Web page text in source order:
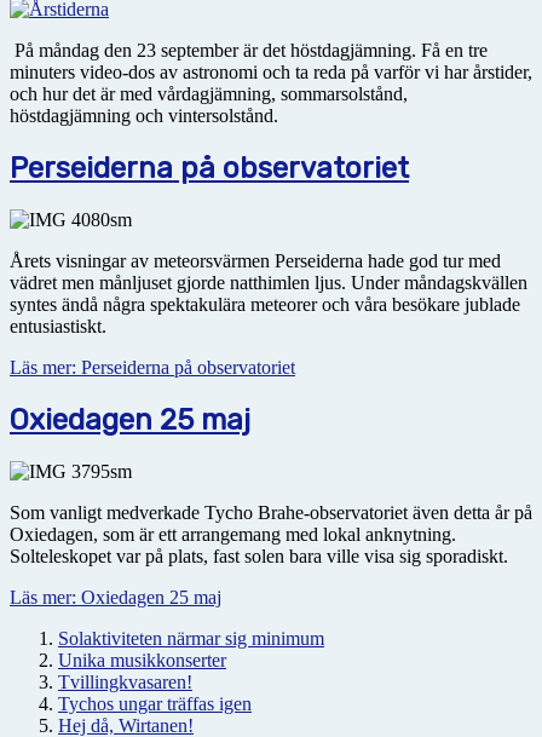
På måndag den 23 september är det höstdagjämning. Få en tre
minuters video-dos av astronomi och ta reda på varför vi har årstider,
och hur det är med vårdagjämning, sommarsolstånd,
höstdagjämning och vintersolstånd.
Perseiderna på observatoriet
Årets visningar av meteorsvärmen Perseiderna hade god tur med
vädret men månljuset gjorde natthimlen ljus. Under måndagskvällen
syntes ändå några spektakulära meteorer och våra besökare jublade
entusiastiskt.
Läs mer: Perseiderna på observatoriet
Oxiedagen 25 maj
Som vanligt medverkade Tycho Brahe-observatoriet även detta år på
Oxiedagen, som är ett arrangemang med lokal anknytning.
Solteleskopet var på plats, fast solen bara ville visa sig sporadiskt.
Läs mer: Oxiedagen 25 maj
Solaktiviteten närmar sig minimum
Unika musikkonserter
Tvillingkvasaren!
Tychos ungar träffas igen
Hej då, Wirtanen!